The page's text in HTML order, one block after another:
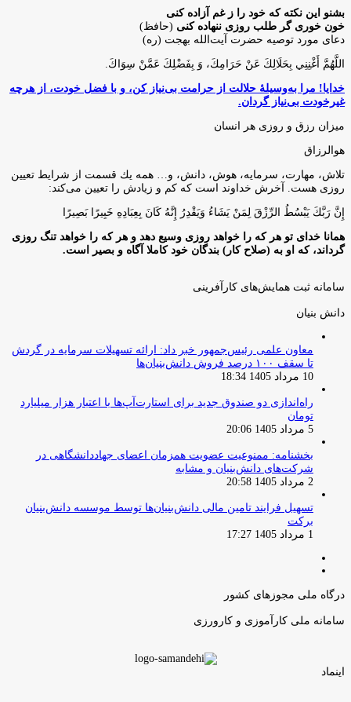
بشنو این نکته که خود را ز غم آزاده کنی
خون خوری گر طلب روزی ننهاده کنی (حافظ)
دعای مورد توصیه حضرت آیت‌الله بهجت (ره)
اللَّهُمَّ أَغْنِنِي بِحَلَالِكَ عَنْ حَرَامِكَ، وَ بِفَضْلِكَ عَمَّنْ سِوَاكَ‏.
خدایا! مرا به‌وسیلۀ حلالت از حرامت بی‌نیاز کن، و با فضل خودت، از هرچه
غیرخودت بی‌نیاز گردان.
میزان رزق و روزی هر انسان
هوالرزاق
تلاش، مهارت، سرمايه، هوش، دانش، و… همه يك قسمت از شرايط تعيين
روزى هست. آخرش خداوند است كه كم و زيادش را تعيين مى‌كند:
إِنَّ رَبَّكَ يَبْسُطُ الرِّزْقَ لِمَنْ يَشَاءُ وَيَقْدِرُ إِنَّهُ كَانَ بِعِبَادِهِ خَبِيرًا بَصِيرًا
همانا خدای تو هر که را خواهد روزی وسیع دهد و هر که را خواهد تنگ روزی
گرداند، که او به (صلاح کار) بندگان خود کاملا آگاه و بصیر است.
سامانه ثبت همایش‌های کارآفرینی
دانش‌ بنیان‌
معاون علمی رئیس‌جمهور خبر داد: ارائه تسهیلات سرمایه در گردش
تا سقف ۱۰۰ درصد فروش دانش‌بنیان‌ها
10 مرداد 1405 18:34
راه‌اندازی دو صندوق جدید برای استارت‌آپ‌ها با اعتبار هزار میلیارد
تومان
5 مرداد 1405 20:06
بخشنامه: ممنوعیت عضویت همزمان اعضای جهاددانشگاهی در
شرکت‌های دانش‌بنیان و مشابه
2 مرداد 1405 20:58
تسهیل فرایند تامین مالی دانش‌بنیان‌ها توسط موسسه دانش‌بنیان
برکت
1 مرداد 1405 17:27
درگاه ملی مجوزهای کشور
سامانه ملی کارآموزی و کارورزی
اینماد